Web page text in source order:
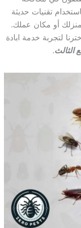
تقنيات حديثة
أو مكان عملك.
لتجربة خدمة ابادة
.